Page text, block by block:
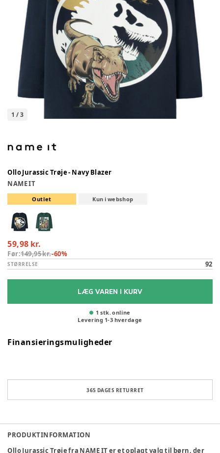
1 /3
Ollo Jurassic Trøje - Navy Blazer
NAME IT
Outlet Kun i webshop
59,98 kr.
Før:149,95 kr.-60%
STØRRELSE 92
LÆG VAREN I KURV
1 stk. online
Levering 1-3 hverdage
Finansieringsmuligheder
365 DAGES RETURRET
PRODUKTINFORMATION
Ollo Jurassic Trøje fra NAME IT er et oplagt valg til børn, der